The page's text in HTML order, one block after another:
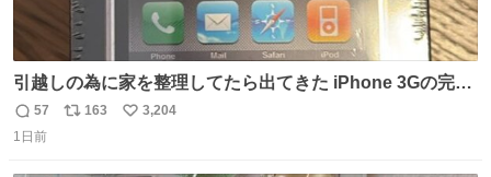
引越しの為に家を整理してたら出てきた iPhone 3Gの完全
未開封品 かなり前に楽天だかで買った多分未使用のデモ機
で-が出るのだと思うんだよね ヤフオクで売れてない190万
返
信
57
リ
163
い
3,204
1日前